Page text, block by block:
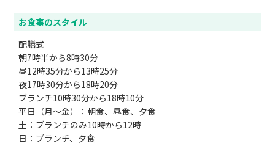
お食事のスタイル
配膳式
朝7時半から8時30分
昼12時35分から13時25分
夜17時30分から18時20分
ブランチ10時30分から18時10分
平日（月～金）：朝食、昼食、夕食
土：ブランチのみ10時から12時
日：ブランチ、夕食